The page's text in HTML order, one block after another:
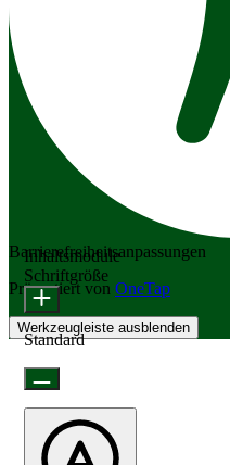
Barrierefreiheitsanpassungen
Präsentiert von OneTap
Werkzeugleiste ausblenden
Inhaltsmodule
Schriftgröße
Standard